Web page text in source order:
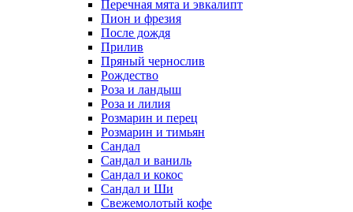
Перечная мята и эвкалипт
Пион и фрезия
После дождя
Прилив
Пряный чернослив
Рождество
Роза и ландыш
Роза и лилия
Розмарин и перец
Розмарин и тимьян
Сандал
Сандал и ваниль
Сандал и кокос
Сандал и Ши
Свежемолотый кофе